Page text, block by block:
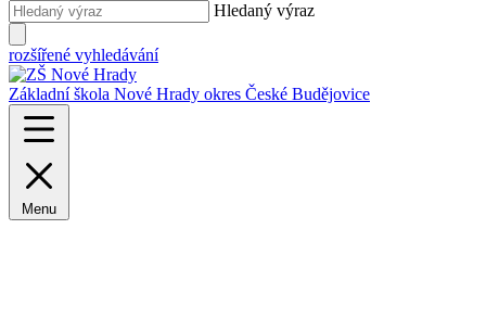
Hledaný výraz
rozšířené vyhledávání
Základní škola Nové Hrady okres České Budějovice
Menu